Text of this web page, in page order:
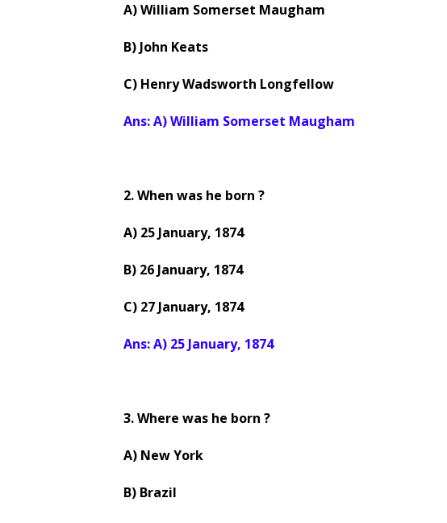
A) William Somerset Maugham
B) John Keats
C) Henry Wadsworth Longfellow
Ans: A) William Somerset Maugham
2. When was he born ?
A) 25 January, 1874
B) 26 January, 1874
C) 27 January, 1874
Ans: A) 25 January, 1874
3. Where was he born ?
A) New York
B) Brazil